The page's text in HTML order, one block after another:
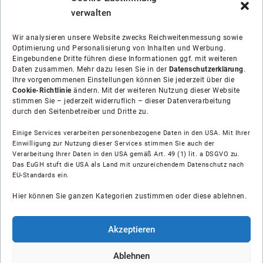
verwalten
Wir analysieren unsere Website zwecks Reichweitenmessung sowie
Optimierung und Personalisierung von Inhalten und Werbung.
Eingebundene Dritte führen diese Informationen ggf. mit weiteren
Daten zusammen. Mehr dazu lesen Sie in der Datenschutzerklärung.
Ihre vorgenommenen Einstellungen können Sie jederzeit über die
Cookie-Richtlinieändern. Mit der weiteren Nutzung dieser Website
stimmen Sie – jederzeit widerruflich – dieser Datenverarbeitung
durch den Seitenbetreiber und Dritte zu.
Einige Services verarbeiten personenbezogene Daten in den USA. Mit Ihrer
Einwilligung zur Nutzung dieser Services stimmen Sie auch der
Verarbeitung Ihrer Daten in den USA gemäß Art. 49 (1) lit. a DSGVO zu.
Das EuGH stuft die USA als Land mit unzureichendem Datenschutz nach
EU-Standards ein.
Hier können Sie ganzen Kategorien zustimmen oder diese ablehnen.
Akzeptieren
Ablehnen
Über uns
Soziale Medien